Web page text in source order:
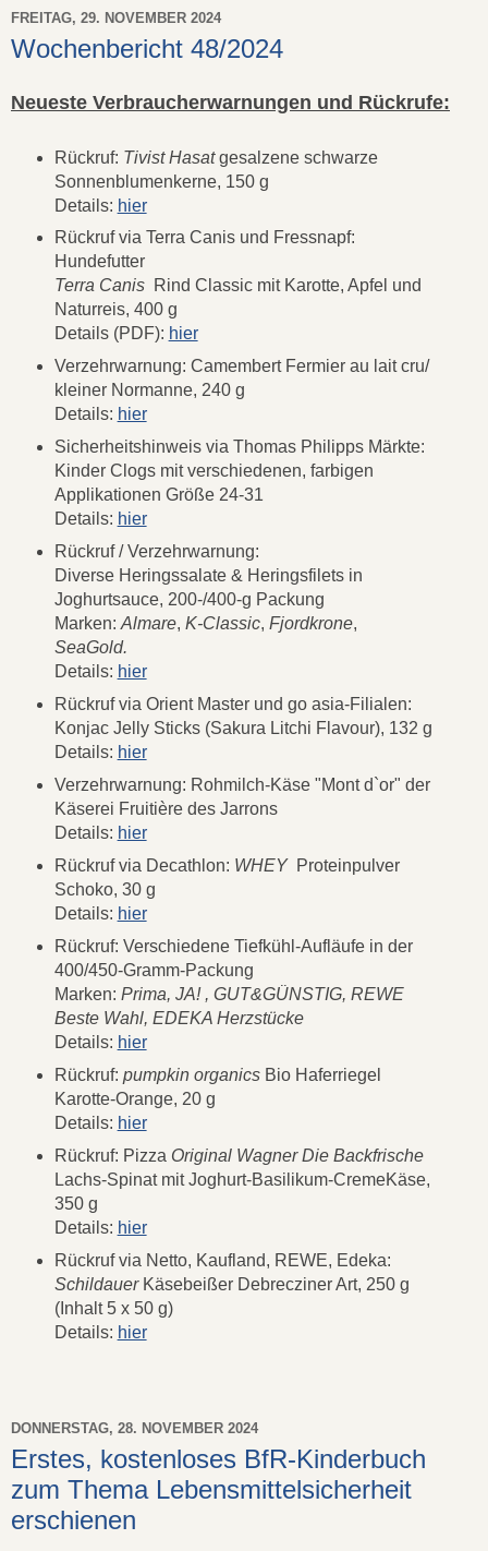
FREITAG, 29. NOVEMBER 2024
Wochenbericht 48/2024
Neueste Verbraucherwarnungen und Rückrufe:
Rückruf: Tivist Hasatgesalzene schwarze
Sonnenblumenkerne, 150 g
Details: hier
Rückruf via Terra Canis und Fressnapf:
Hundefutter
Terra CanisRind Classic mit Karotte, Apfel und
Naturreis, 400 g
Details (PDF): hier
Verzehrwarnung: Camembert Fermier au lait cru/
kleiner Normanne, 240 g
Details: hier
Sicherheitshinweis via Thomas Philipps Märkte:
Kinder Clogs mit verschiedenen, farbigen
Applikationen Größe 24-31
Details: hier
Rückruf / Verzehrwarnung:
Diverse Heringssalate & Heringsfilets in
Joghurtsauce, 200-/400-g Packung
Marken: Almare, K-Classic, Fjordkrone,
SeaGold.
Details: hier
Rückruf via Orient Master und go asia-Filialen:
Konjac Jelly Sticks (Sakura Litchi Flavour), 132 g
Details: hier
Verzehrwarnung: Rohmilch-Käse "Mont d`or" der
Käserei Fruitière des Jarrons
Details: hier
Rückruf via Decathlon: WHEYProteinpulver
Schoko, 30 g
Details: hier
Rückruf: Verschiedene Tiefkühl-Aufläufe in der
400/450-Gramm-Packung
Marken: Prima, JA! , GUT&GÜNSTIG, REWE
Beste Wahl, EDEKA Herzstücke
Details: hier
Rückruf: pumpkin organicsBio Haferriegel
Karotte-Orange, 20 g
Details: hier
Rückruf: Pizza Original Wagner Die Backfrische
Lachs-Spinat mit Joghurt-Basilikum-CremeKäse,
350 g
Details: hier
Rückruf via Netto, Kaufland, REWE, Edeka:
SchildauerKäsebeißer Debrecziner Art, 250 g
(Inhalt 5 x 50 g)
Details: hier
DONNERSTAG, 28. NOVEMBER 2024
Erstes, kostenloses BfR-Kinderbuch
zum Thema Lebensmittelsicherheit
erschienen